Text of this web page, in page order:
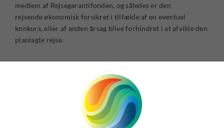
medlem af Rejsegarantifonden, og således er den
rejsende økonomisk forsikret i tilfælde af en eventuel
konkurs, eller af anden årsag blive forhindret i at afvikle den
planlagte rejse.